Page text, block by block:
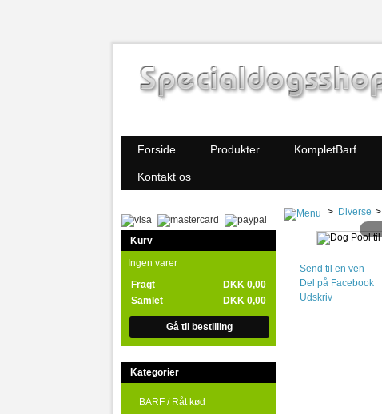
Forside Produkter KompletBarf
Kontakt os
Kurv
Ingen varer
DKK 0,00
Fragt
DKK 0,00
Samlet
Gå til bestilling
Kategorier
BARF / Råt kød
> Diverse >
Send til en ven
Del på Facebook
Udskriv